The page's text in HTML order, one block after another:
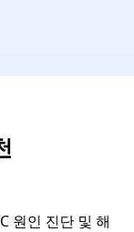
원인 진단 및 해